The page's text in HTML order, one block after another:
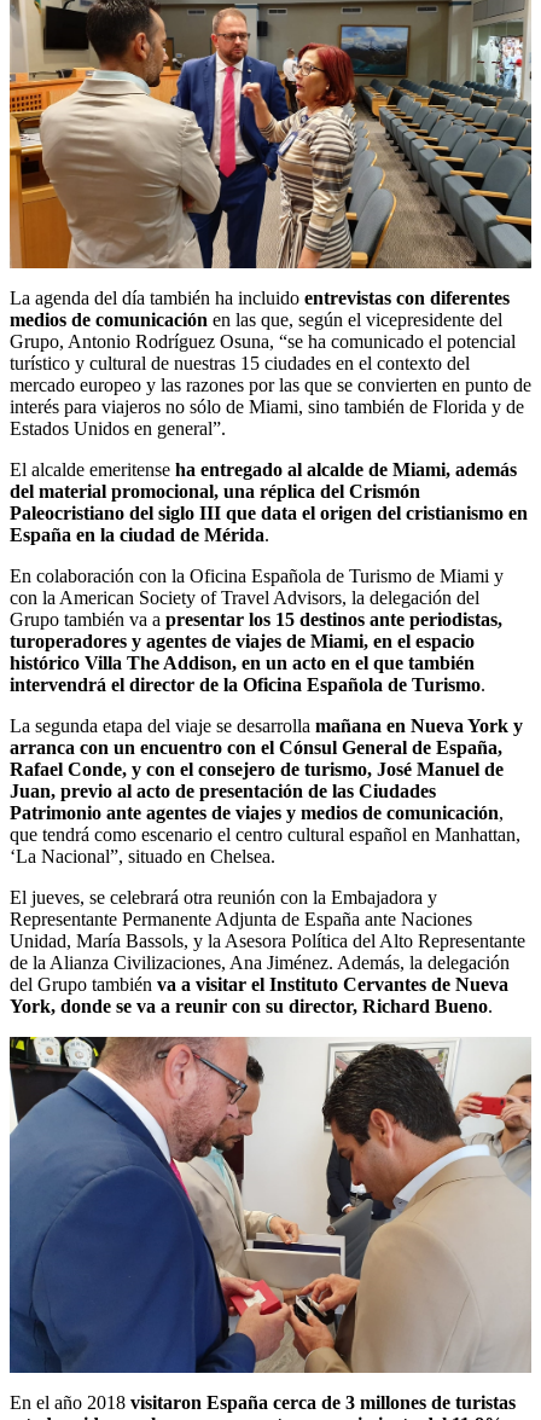
La agenda del día también ha incluido entrevistas con diferentes
medios de comunicación en las que, según el vicepresidente del
Grupo, Antonio Rodríguez Osuna, “se ha comunicado el potencial
turístico y cultural de nuestras 15 ciudades en el contexto del
mercado europeo y las razones por las que se convierten en punto de
interés para viajeros no sólo de Miami, sino también de Florida y de
Estados Unidos en general”.
El alcalde emeritense ha entregado al alcalde de Miami, además
del material promocional, una réplica del Crismón
Paleocristiano del siglo III que data el origen del cristianismo en
España en la ciudad de Mérida.
En colaboración con la Oficina Española de Turismo de Miami y
con la American Society of Travel Advisors, la delegación del
Grupo también va a presentar los 15 destinos ante periodistas,
turoperadores y agentes de viajes de Miami, en el espacio
histórico Villa The Addison, en un acto en el que también
intervendrá el director de la Oficina Española de Turismo.
La segunda etapa del viaje se desarrolla mañana en Nueva York y
arranca con un encuentro con el Cónsul General de España,
Rafael Conde, y con el consejero de turismo, José Manuel de
Juan, previo al acto de presentación de las Ciudades
Patrimonio ante agentes de viajes y medios de comunicación,
que tendrá como escenario el centro cultural español en Manhattan,
‘La Nacional”, situado en Chelsea.
El jueves, se celebrará otra reunión con la Embajadora y
Representante Permanente Adjunta de España ante Naciones
Unidad, María Bassols, y la Asesora Política del Alto Representante
de la Alianza Civilizaciones, Ana Jiménez. Además, la delegación
del Grupo también va a visitar el Instituto Cervantes de Nueva
York, donde se va a reunir con su director, Richard Bueno.
En el año 2018 visitaron España cerca de 3 millones de turistas